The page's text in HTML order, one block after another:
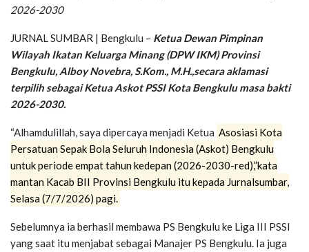
2026-2030
JURNAL SUMBAR | Bengkulu – Ketua Dewan Pimpinan
Wilayah Ikatan Keluarga Minang (DPW IKM) Provinsi
Bengkulu, Alboy Novebra, S.Kom., M.H.,secara aklamasi
terpilih sebagai Ketua Askot PSSI Kota Bengkulu masa bakti
2026-2030.
“Alhamdulillah, saya dipercaya menjadi Ketua Asosiasi Kota
Persatuan Sepak Bola Seluruh Indonesia (Askot) Bengkulu
untuk periode empat tahun kedepan (2026-2030-red),”kata
mantan Kacab BII Provinsi Bengkulu itu kepada Jurnalsumbar,
Selasa (7/7/2026) pagi.
Sebelumnya ia berhasil membawa PS Bengkulu ke Liga III PSSI
yang saat itu menjabat sebagai Manajer PS Bengkulu. Ia juga